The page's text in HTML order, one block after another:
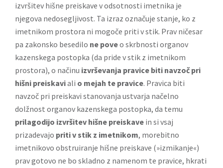
izvršitev hišne preiskave v odsotnosti imetnika je
njegova nedosegljivost. Ta izraz označuje stanje, ko z
imetnikom prostora ni mogoče priti v stik. Prav ničesar
pa zakonsko besedilo ne poveo skrbnosti organov
kazenskega postopka (da pride v stik z imetnikom
prostora), o načinu izvrševanja pravice biti navzoč pri
hišni preiskaviali o mejah te pravice. Pravica biti
navzoč pri preiskavi stanovanja ustvarja načelno
dolžnost organov kazenskega postopka, da temu
prilagodijo izvršitev hišne preiskave in si vsaj
prizadevajo priti v stik z imetnikom, morebitno
imetnikovo obstruiranje hišne preiskave (»izmikanje«)
prav gotovo ne bo skladno z namenom te pravice, hkrati